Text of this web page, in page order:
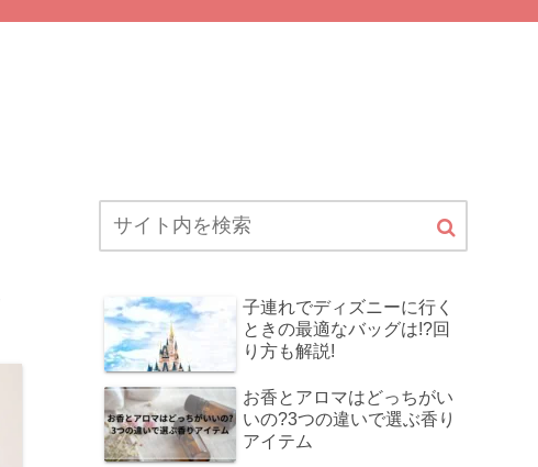
子連れでディズニーに行く
ときの最適なバッグは!?回
り方も解説!
お香とアロマはどっちがい
いの?3つの違いで選ぶ香り
アイテム